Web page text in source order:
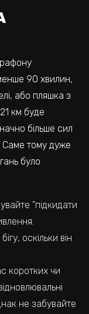
90 хвилин,
або пляшка з
км буде
більше сил
Саме тому дуже
було
"підкидати
оскільки він
коротких чи
не забувайте